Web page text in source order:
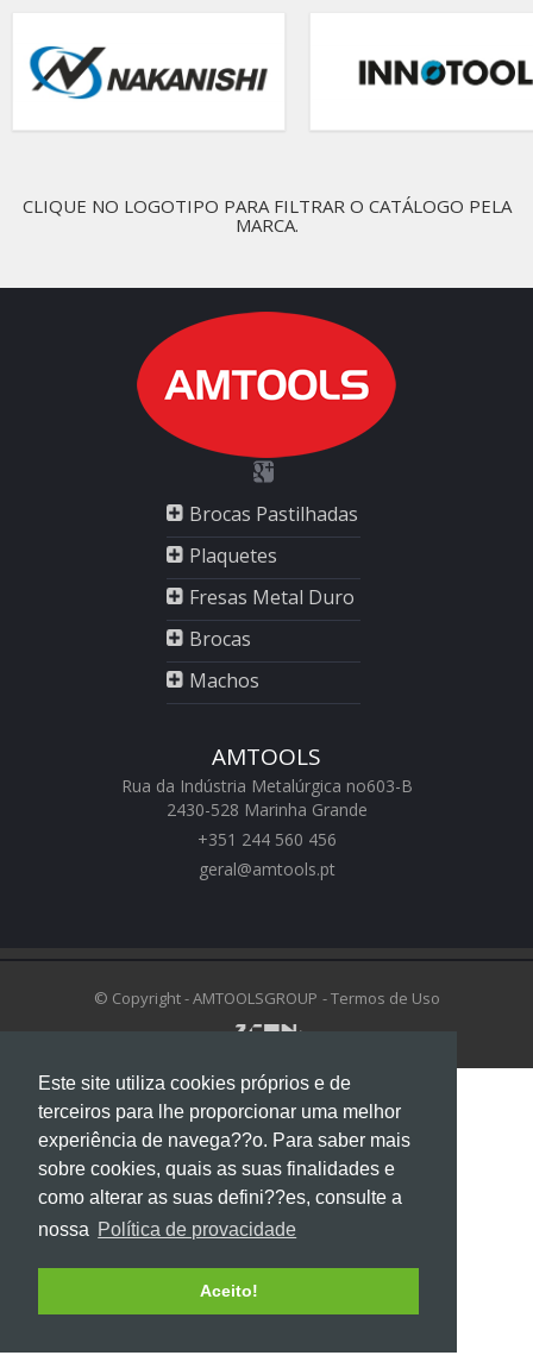
Este site utiliza cookies próprios e de
terceiros para lhe proporcionar uma melhor
experiência de navega??o. Para saber mais
sobre cookies, quais as suas finalidades e
como alterar as suas defini??es, consulte a
nossa Política de provacidade
Aceito!
CLIQUE NO LOGOTIPO PARA FILTRAR O CATÁLOGO PELA
MARCA.
Brocas Pastilhadas
Plaquetes
Fresas Metal Duro
Brocas
Machos
AMTOOLS
Rua da Indústria Metalúrgica no603-B
2430-528 Marinha Grande
+351 244 560 456
geral@amtools.pt
© Copyright - AMTOOLSGROUP - Termos de Uso